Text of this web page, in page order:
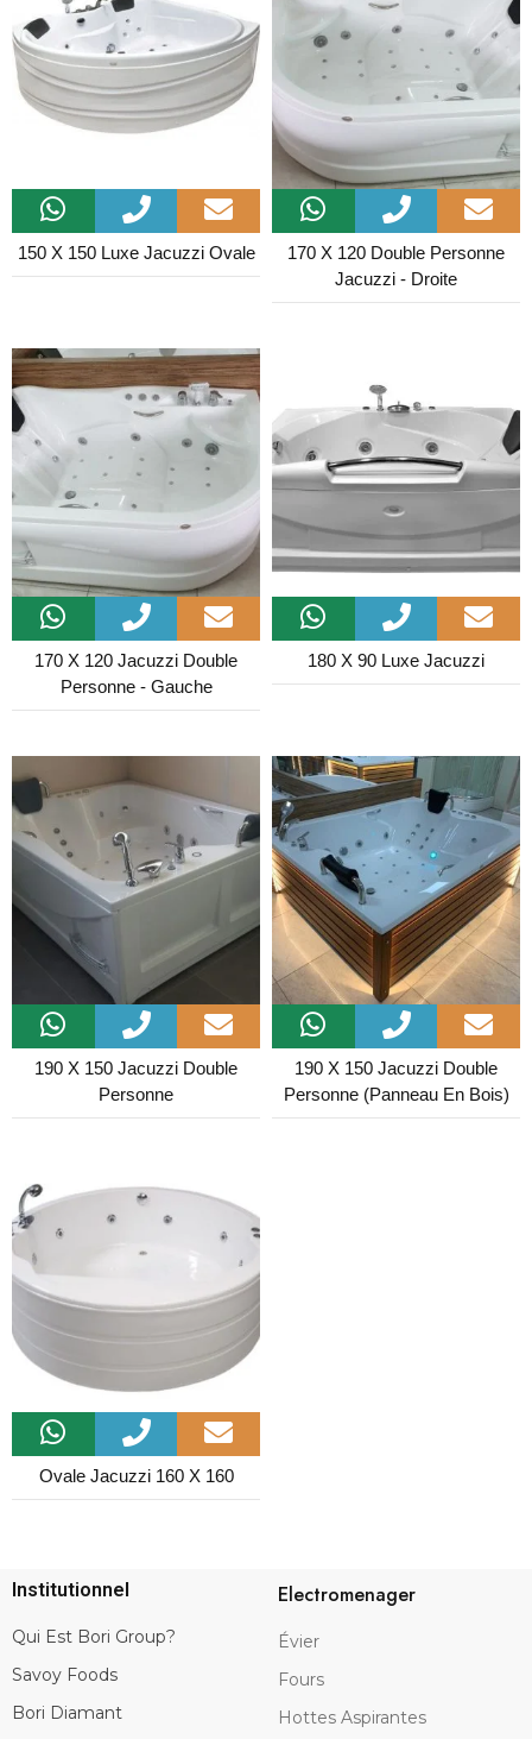
150 X 150 Luxe Jacuzzi Ovale
170 X 120 Double Personne
Jacuzzi - Droite
170 X 120 Jacuzzi Double
Personne - Gauche
180 X 90 Luxe Jacuzzi
190 X 150 Jacuzzi Double
Personne
190 X 150 Jacuzzi Double
Personne (Panneau En Bois)
Ovale Jacuzzi 160 X 160
Institutionnel
Qui Est Bori Group?
Savoy Foods
Bori Diamant
Electromenager
Évier
Fours
Hottes Aspirantes